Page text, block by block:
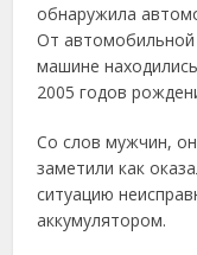
обнаружила
От автомобильной
машине
2005 годов
Со слов мужчин,
заметили как
ситуацию
аккумулятором.